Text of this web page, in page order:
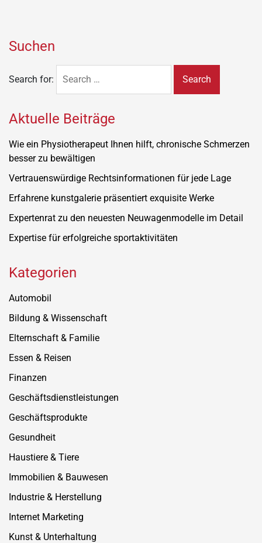
Suchen
Search for:
Aktuelle Beiträge
Wie ein Physiotherapeut Ihnen hilft, chronische Schmerzen
besser zu bewältigen
Vertrauenswürdige Rechtsinformationen für jede Lage
Erfahrene kunstgalerie präsentiert exquisite Werke
Expertenrat zu den neuesten Neuwagenmodelle im Detail
Expertise für erfolgreiche sportaktivitäten
Kategorien
Automobil
Bildung & Wissenschaft
Elternschaft & Familie
Essen & Reisen
Finanzen
Geschäftsdienstleistungen
Geschäftsprodukte
Gesundheit
Haustiere & Tiere
Immobilien & Bauwesen
Industrie & Herstellung
Internet Marketing
Kunst & Unterhaltung